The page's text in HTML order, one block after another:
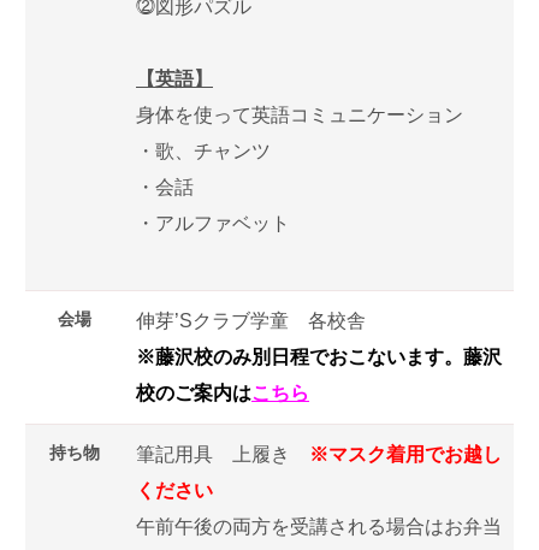
⓶図形パズル
【英語】
身体を使って英語コミュニケーション
・歌、チャンツ
・会話
・アルファベット
会場
伸芽’Sクラブ学童 各校舎
※藤沢校のみ別日程でおこないます。藤沢
校のご案内はこちら
持ち物 筆記用具 上履き
※マスク着用でお越し
ください
午前午後の両方を受講される場合はお弁当